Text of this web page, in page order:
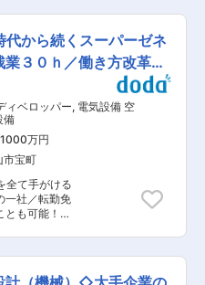
時間365日の
用、環境負
ジニアとして
なテクノロ
度な案件を
へ発展させ、
指せます。
を尊重す
です。世界
バーと知見
磨いていきま
サルティン
領域を結ぶ
の知見が強み
んでおりま
顧客に対し
となり、今後
です。空調関
工店として認
います。現
る人員強化に
わせて図面
た図面をも
担当として
管理や協力
います。 ◇工
うか、工事全
い中心業務で
き渡しを行い
を会社支給
代から続くスーパーゼネ
３０ｈ／働き方改革推
ィベロッパー, 電気設備 空
備
1000万円
市宝町
全て手がける
一社／転勤免
とも可能！／
ップ！ ◎DX
！ ◎地場ゼネ